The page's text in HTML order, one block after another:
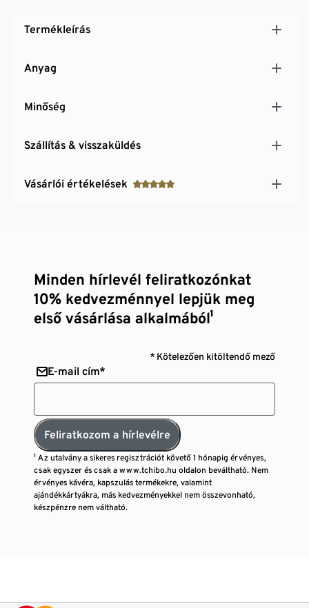
Termékleírás
Anyag
Minőség
Szállítás & visszaküldés
Vásárlói értékelések
Minden hírlevél feliratkozónkat
10% kedvezménnyel lepjük meg
első vásárlása alkalmából¹
* Kötelezően kitöltendő mező
E-mail cím*
Feliratkozom a hírlevélre
¹ Az utalvány a sikeres regisztrációt követő 1 hónapig érvényes,
csak egyszer és csak a www.tchibo.hu oldalon beváltható. Nem
érvényes kávéra, kapszulás termékekre, valamint
ajándékkártyákra, más kedvezményekkel nem összevonható,
készpénzre nem váltható.